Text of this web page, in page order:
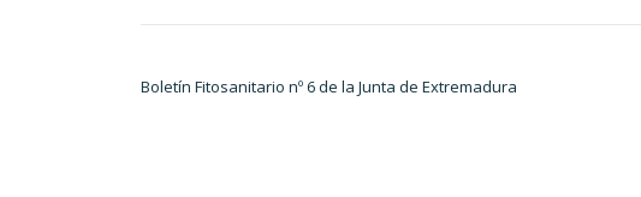
Boletín Fitosanitario nº 6 de la Junta de Extremadura